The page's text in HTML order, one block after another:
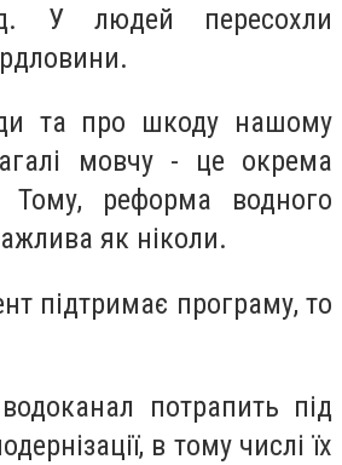
У людей пересохли
та про шкоду нашому
мовчу - це окрема
Тому, реформа водного
як ніколи.
підтримає програму, то
потрапить під
в тому числі їх